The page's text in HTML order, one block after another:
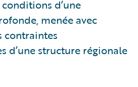
d’une
menée avec
contraintes
d’une structure régionale